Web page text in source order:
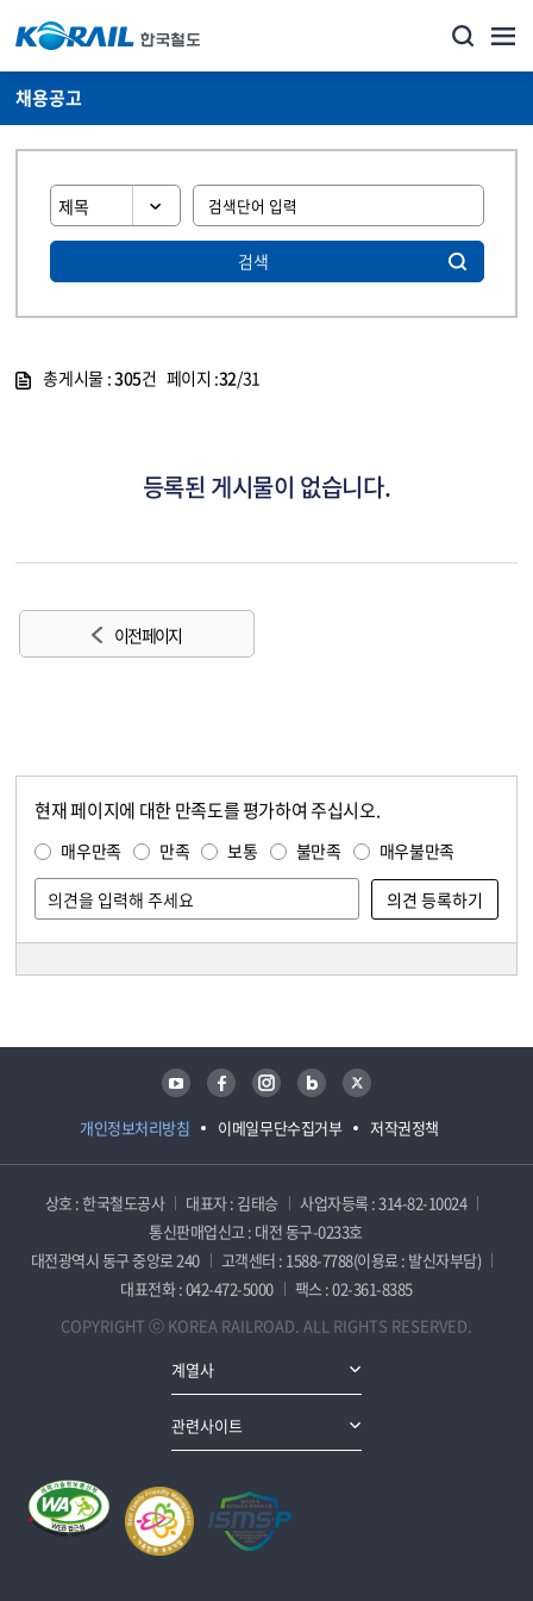
채용공고
검색
총게시물 :305건 페이지 :32/31
등록된 게시물이 없습니다.
이전 페이지
현재 페이지에 대한 만족도를 평가하여 주십시오.
매우만족 만족 보통 불만족 매우불만족
개인정보처리방침 이메일무단수집거부 저작권정책
유튜브 페이스북 인스타그램 블로그 트위터
상호 : 한국철도공사 대표자 : 김태승
사업자등록 : 314-82-10024
통신판매업신고 : 대전 동구-0233호
대전광역시 동구 중앙로 240
고객센터 : 1588-7788(이용료 : 발신자부담)
대표전화 : 042-472-5000
팩스 : 02-361-8385
COPYRIGHT ⓒ KOREA RAILROAD. ALL RIGHTS RESERVED.
계열사
관련사이트